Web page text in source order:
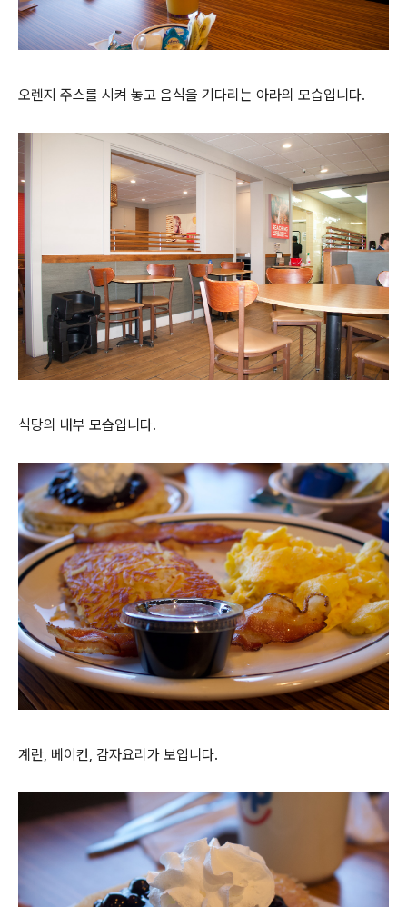
오렌지 주스를 시켜 놓고 음식을 기다리는 아라의 모습입니다.
식당의 내부 모습입니다.
계란, 베이컨, 감자요리가 보입니다.